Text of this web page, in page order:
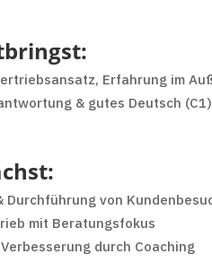
Erfahrung im
& gutes Deutsch (C1)
Durchführung von
mit Beratungsfokus
durch Coaching